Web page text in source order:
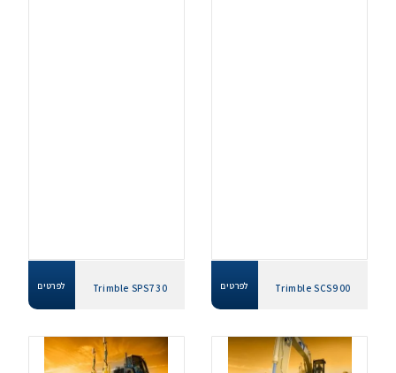
Trimble SCS900 לפרטים Trimble SPS730 לפרטים